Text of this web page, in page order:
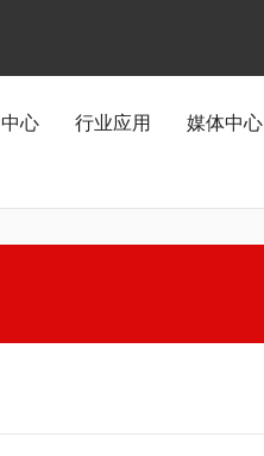
心 行业应用 媒体中心